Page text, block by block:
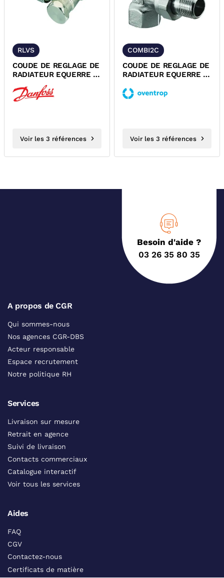
RLVS
COUDE DE REGLAGE DE
RADIATEUR EQUERRE A
VISSER DANFOSS
Voir les 3 références
COMBI2C
COUDE DE REGLAGE DE
RADIATEUR EQUERRE A
OVENTROP
Voir les 3 références
Besoin d'aide ?
03 26 35 80 35
A propos de CGR
Qui sommes-nous
Nos agences CGR-DBS
Acteur responsable
Espace recrutement
Notre politique RH
Services
Livraison sur mesure
Retrait en agence
Suivi de livraison
Contacts commerciaux
Catalogue interactif
Voir tous les services
Aides
FAQ
CGV
Contactez-nous
Certificats de matière